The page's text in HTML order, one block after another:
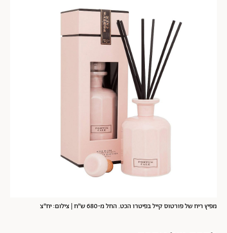
מפיץ ריח של פורטוס קייל בפיטרו הכט. החל מ-680 ש"ח | צילום: יח"צ